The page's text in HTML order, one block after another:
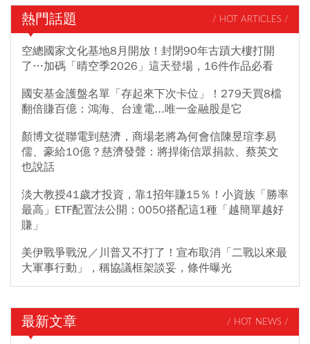
熱門話題 / HOT ARTICLES /
空總國家文化基地8月開放！封閉90年古蹟大樓打開
了…加碼「晴空季2026」這天登場，16件作品必看
國安基金護盤名單「存起來下次卡位」！279天買8檔
翻倍賺百億：鴻海、台達電...唯一金融股是它
顏博文從聯電到慈濟，商場老將為何會信陳昱瑄李易
儒、豪給10億？慈濟發聲：將捍衛信眾捐款、蔡英文
也說話
淡大教授41歲才投資，靠1招年賺15％！小資族「勝率
最高」ETF配置法公開：0050搭配這1種「越簡單越好
賺」
美伊戰爭戰況／川普又不打了！宣布取消「二戰以來最
大軍事行動」，稱協議框架談妥，條件曝光
最新文章 / HOT NEWS /